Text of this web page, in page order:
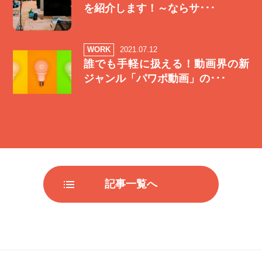
を紹介します！～ならサ･･･
WORK 2021.07.12
誰でも手軽に扱える！動画界の新
ジャンル「パワポ動画」の･･･
記事一覧へ